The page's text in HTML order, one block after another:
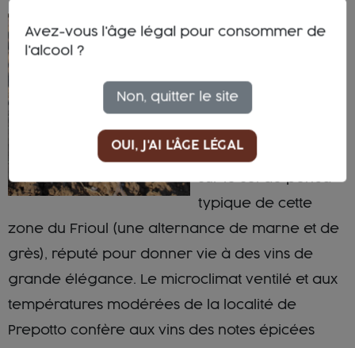
Ce Friulano est
cépage présents sur
le domaine. Les
vignes sont cultivées
typique de cette
zone du Frioul (une alternance de marne et de
grès), réputé pour donner vie à des vins de
grande élégance. Le microclimat ventilé et aux
températures modérées de la localité de
Prepotto confère aux vins des notes épicées
Avez-vous l'âge légal pour consommer de
l'alcool ?
Non, quitter le site
OUI, J'AI L'ÂGE LÉGAL